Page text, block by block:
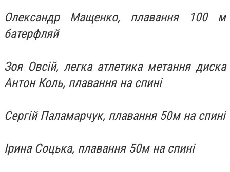
Олександр Мащенко, плавання 100 м
батерфляй
Зоя Овсій, легка атлетика метання диска
Антон Коль, плавання на спині
Сергій Паламарчук, плавання 50м на спині
Ірина Соцька, плавання 50м на спині